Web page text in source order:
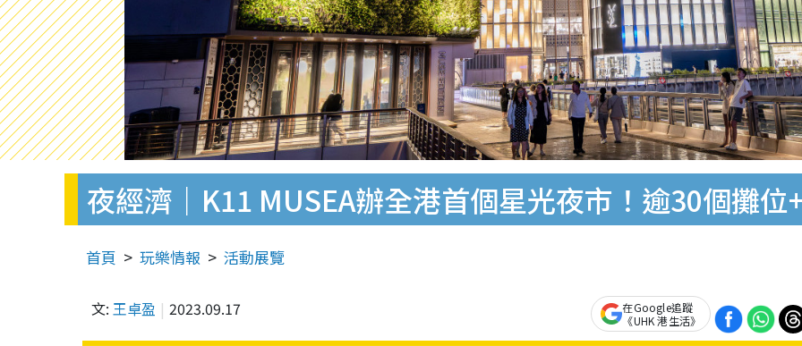
夜經濟｜K11 MUSEA辦全港首個星光夜市！逾30個攤位
首頁 玩樂情報 活動展覽
文: 王卓盈 2023.09.17
在Google追蹤
《UHK 港生活》